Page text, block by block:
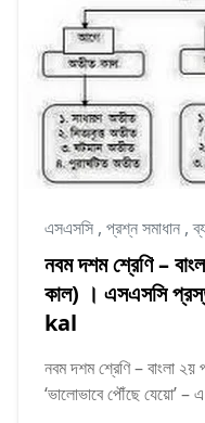
এসএসসি , প্রশ্ন সমাধান ,
নবম দশম শ্রেণি –
কাল) । এসএসসি
kal
নবম দশম শ্রেণি – বাংলা
‘ভালোভাবে পৌঁছে যেয়ো’ –